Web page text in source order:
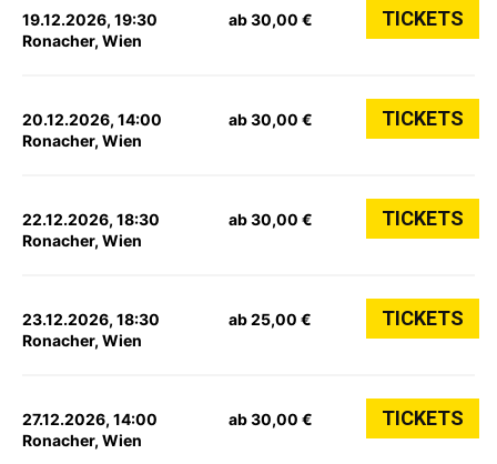
19.12.2026, 19:30
Ronacher, Wien
ab 30,00 € TICKETS
20.12.2026, 14:00
Ronacher, Wien
ab 30,00 € TICKETS
22.12.2026, 18:30
Ronacher, Wien
ab 30,00 € TICKETS
23.12.2026, 18:30
Ronacher, Wien
ab 25,00 € TICKETS
27.12.2026, 14:00
Ronacher, Wien
ab 30,00 € TICKETS